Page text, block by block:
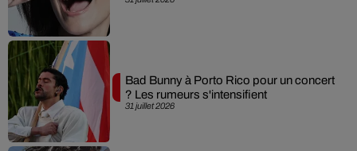
31 juillet 2026
Bad Bunny à Porto Rico pour un concert
? Les rumeurs s'intensifient